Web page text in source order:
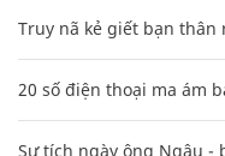
Truy nã kẻ giết bạn
20 số điện thoại ma ám
Sự tích ngày ông Ngâu -